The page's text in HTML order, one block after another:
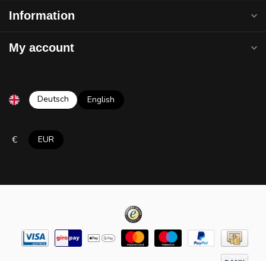
Information
My account
Deutsch English
€ EUR